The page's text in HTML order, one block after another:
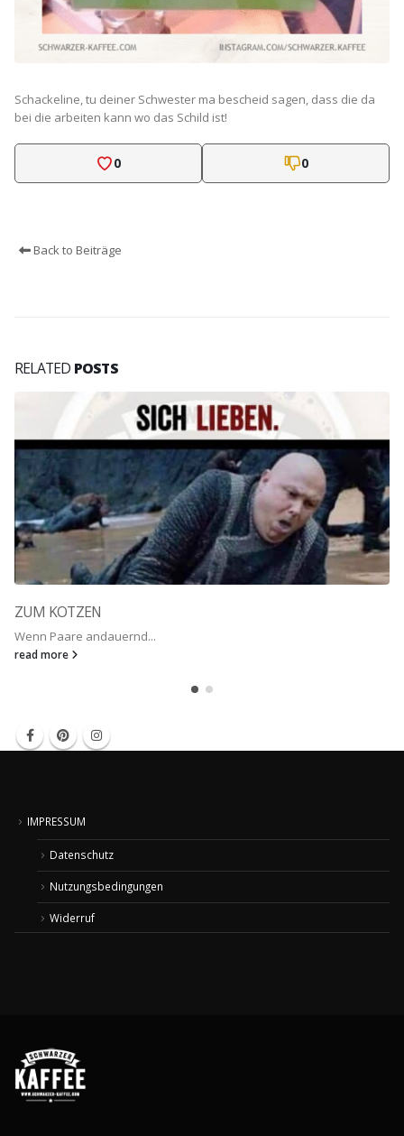
Schackeline, tu deiner Schwester ma bescheid sagen, dass die da
bei die arbeiten kann wo das Schild ist!
0 0
Back to Beiträge
RELATED POSTS
ZUM KOTZEN
Wenn Paare andauernd...
read more
IMPRESSUM
Datenschutz
Nutzungsbedingungen
Widerruf